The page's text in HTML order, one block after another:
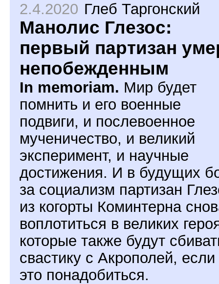
2.4.2020 Глеб Таргонский
Манолис Глезос:
первый партизан
непобежденным
In memoriam. Мир будет
помнить и его военные
подвиги, и послевоенное
мученичество, и великий
эксперимент, и научные
достижения. И в будущих
за социализм партизан
из когорты Коминтерна
воплотиться в великих
которые также будут
свастику с Акрополей, если
это понадобиться.